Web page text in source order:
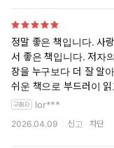
어 보았는데 그냥 이 책
정말 좋은 책입니다. 사
서 좋은 책입니다. 저자
장을 누구보다 더 잘 알
쉬운 책으로 부드러이
lor***
2026.04.09 신고 차단